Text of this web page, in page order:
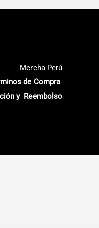
Mercha Perú
de Compra
y Reembolso